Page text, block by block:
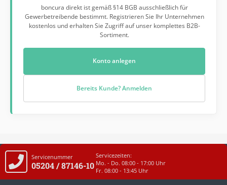
boncura direkt ist gemäß §14 BGB ausschließlich für
Gewerbetreibende bestimmt. Registrieren Sie Ihr Unternehmen
kostenlos und erhalten Sie Zugriff auf unser komplettes B2B-
Sortiment.
Konto anlegen
Bereits Kunde? Anmelden
Servicenummer
05204 / 87146-10
Servicezeiten:
Mo. - Do. 08:00 - 17:00 Uhr
Fr. 08:00 - 13:45 Uhr